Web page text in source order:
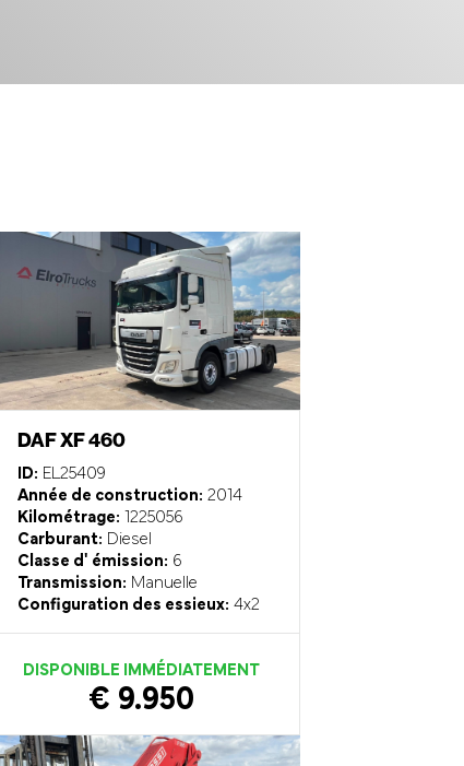
DAF XF 460
ID: EL25409
Année de construction: 2014
Kilométrage: 1225056
Carburant: Diesel
Classe d' émission: 6
Transmission: Manuelle
Configuration des essieux: 4x2
DISPONIBLE IMMÉDIATEMENT
€ 9.950